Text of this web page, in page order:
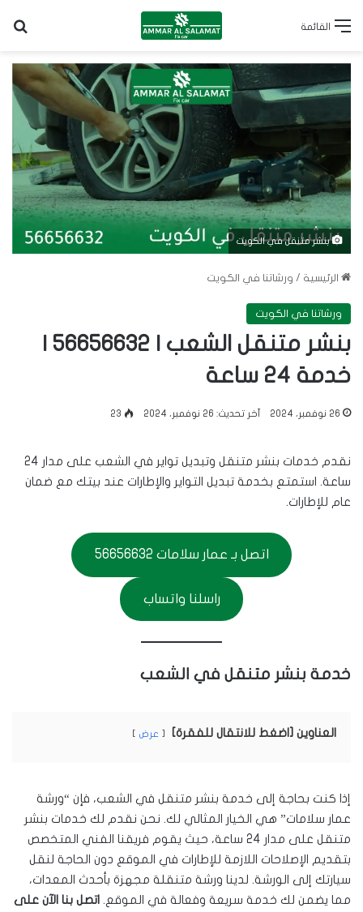
القائمة
بنشر متنقل في الكويت
الرئيسية / ورشاتنا في الكويت
ورشاتنا في الكويت
بنشر متنقل الشعب | 56656632 |
خدمة 24 ساعة
26 نوفمبر، 2024 آخر تحديث: 26 نوفمبر، 2024 23
نقدم خدمات بنشر متنقل وتبديل تواير في الشعب على مدار 24
ساعة. استمتع بخدمة تبديل التواير والإطارات عند بيتك مع ضمان
عام للإطارات.
اتصل بـ عمار سلامات 56656632
راسلنا واتساب
خدمة بنشر متنقل في الشعب
العناوين [اضغط للانتقال للفقرة] عرض
إذا كنت بحاجة إلى خدمة بنشر متنقل في الشعب، فإن “ورشة
عمار سلامات” هي الخيار المثالي لك. نحن نقدم لك خدمات بنشر
متنقل على مدار 24 ساعة، حيث يقوم فريقنا الفني المتخصص
بتقديم الإصلاحات اللازمة للإطارات في الموقع دون الحاجة لنقل
سيارتك إلى الورشة. لدينا ورشة متنقلة مجهزة بأحدث المعدات،
مما يضمن لك خدمة سريعة وفعالة في الموقع. اتصل بنا الآن على